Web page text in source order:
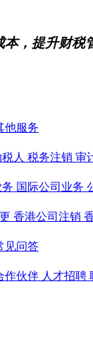
本，提升财税
他服务
人 税务注销 审
国际公司业务
香港公司注销
见问答
作伙伴 人才招聘